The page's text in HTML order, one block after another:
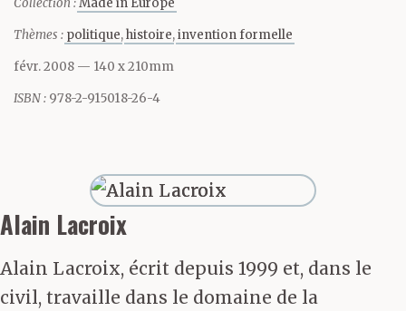
Moi et Stein, moi le
Français et lui
l’Allemand – ou lui
Français, je ne sais
comment dire –
sommes fourbus à
l’issue du week-end de
Collection :Made in Europe
Thèmes : politique histoire invention formelle
févr. 2008 — 140 x 210mm
ISBN : 978-2-915018-26-4
Alain Lacroix
Alain Lacroix, écrit depuis 1999 et, dans le
civil, travaille dans le domaine de la